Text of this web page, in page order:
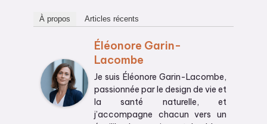
À propos Articles récents
Éléonore Garin-
Lacombe
Je suis Éléonore Garin-Lacombe,
passionnée par le design de vie et
la santé naturelle, et
j’accompagne chacun vers un